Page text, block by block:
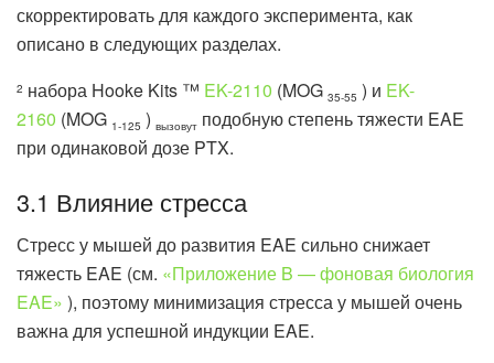
скорректировать для каждого эксперимента, как
описано в следующих разделах.
2 набора Hooke Kits ™ EK-2110 (MOG 35-55 ) и EK-
2160 (MOG 1-125 ) вызовут подобную степень тяжести EAE
при одинаковой дозе PTX.
3.1 Влияние стресса
Стресс у мышей до развития EAE сильно снижает
тяжесть EAE (см. «Приложение B — фоновая биология
EAE» ), поэтому минимизация стресса у мышей очень
важна для успешной индукции EAE.